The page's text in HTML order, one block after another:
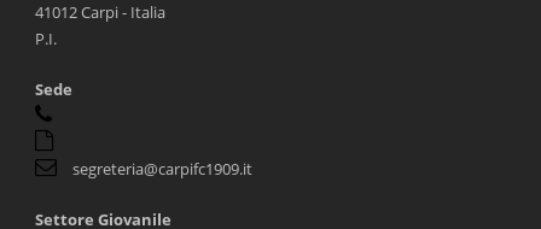
41012 Carpi - Italia
P.I.
Sede
segreteria@carpifc1909.it
Settore Giovanile